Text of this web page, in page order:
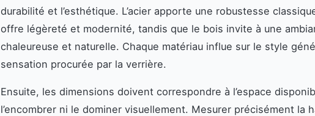
durabilité et l’esthétique. L’acier apporte une robustesse
offre légèreté et modernité, tandis que le bois invite à une
chaleureuse et naturelle. Chaque matériau influe sur le style
sensation procurée par la verrière.
Ensuite, les dimensions doivent correspondre à l’espace
l’encombrer ni le dominer visuellement. Mesurer précisément la